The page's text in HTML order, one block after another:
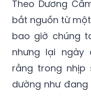
nghệ sĩ thể
Theo Dương
bắt nguồn từ
bao giờ chúng
nhưng lại ngày